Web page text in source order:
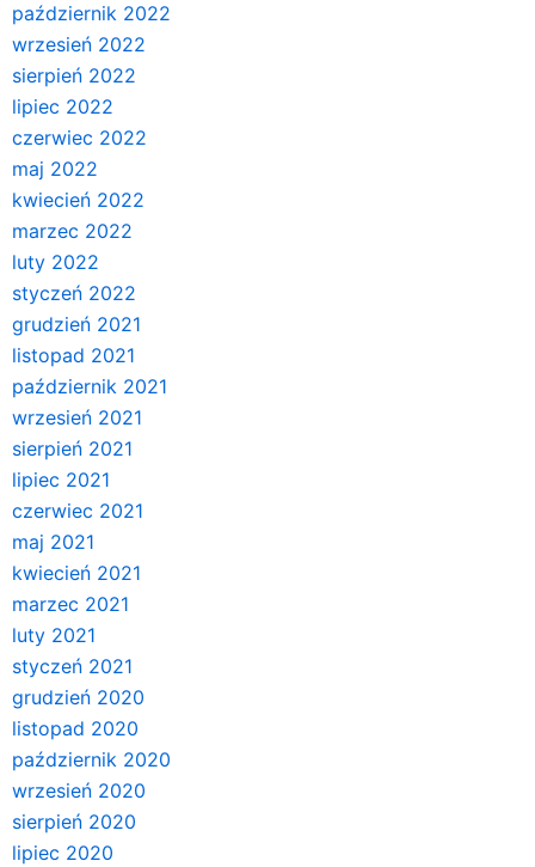
październik 2022
wrzesień 2022
sierpień 2022
lipiec 2022
czerwiec 2022
maj 2022
kwiecień 2022
marzec 2022
luty 2022
styczeń 2022
grudzień 2021
listopad 2021
październik 2021
wrzesień 2021
sierpień 2021
lipiec 2021
czerwiec 2021
maj 2021
kwiecień 2021
marzec 2021
luty 2021
styczeń 2021
grudzień 2020
listopad 2020
październik 2020
wrzesień 2020
sierpień 2020
lipiec 2020